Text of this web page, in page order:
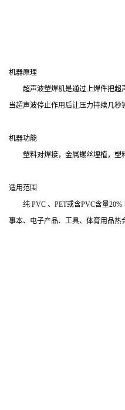
机器原理
超声波塑焊机是通过上焊件把超声
当超声波停止作用后让压力持续几秒
机器功能
塑料对焊接，金属螺丝埋植，塑
适用范围
纯 PVC 、PET或含PVC含量20%
事本、电子产品、工具、体育用品热